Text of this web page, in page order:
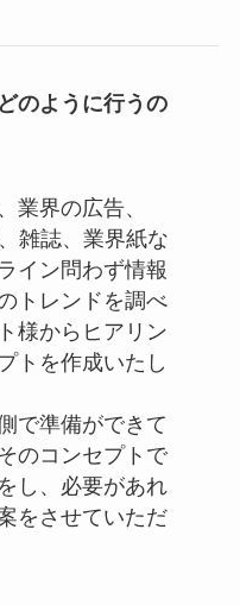
のように行うの
業界の広告、
雑誌、業界紙な
イン問わず情報
トレンドを調べ
様からヒアリン
トを作成いたし
で準備ができて
のコンセプトで
し、必要があれ
をさせていただ